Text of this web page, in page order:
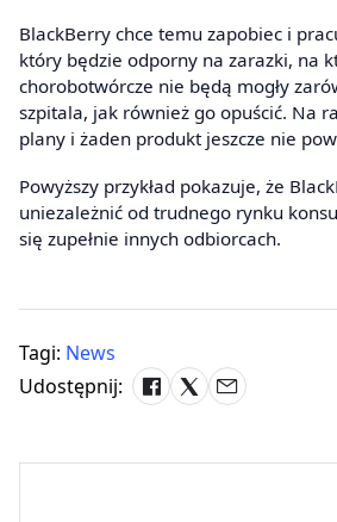
BlackBerry chce temu zapobiec i
który będzie odporny na zarazki, na
chorobotwórcze nie będą mogły
szpitala, jak również go opuścić. Na
plany i żaden produkt jeszcze nie
Powyższy przykład pokazuje, że
uniezależnić od trudnego rynku
się zupełnie innych odbiorcach.
Tagi: News
Udostępnij: